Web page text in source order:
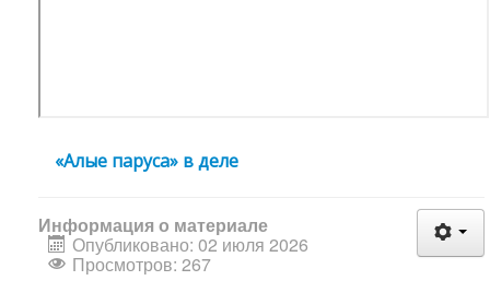
«Алые паруса» в деле
Информация о материале
Опубликовано: 02 июля 2026
Просмотров: 267